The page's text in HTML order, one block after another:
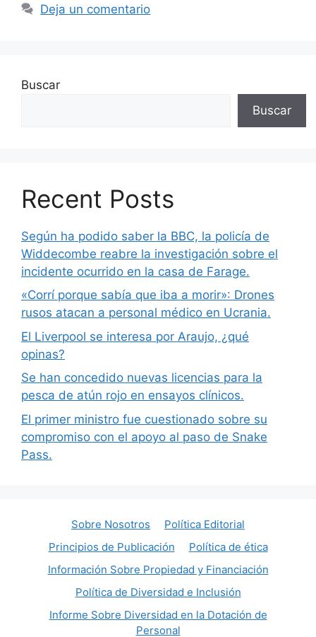
Deja un comentario
Buscar
Buscar
Recent Posts
Según ha podido saber la BBC, la policía de
Widdecombe reabre la investigación sobre el
incidente ocurrido en la casa de Farage.
«Corrí porque sabía que iba a morir»: Drones
rusos atacan a personal médico en Ucrania.
El Liverpool se interesa por Araujo, ¿qué
opinas?
Se han concedido nuevas licencias para la
pesca de atún rojo en ensayos clínicos.
El primer ministro fue cuestionado sobre su
compromiso con el apoyo al paso de Snake
Pass.
Sobre Nosotros
Política Editorial
Principios de Publicación
Política de ética
Información Sobre Propiedad y Financiación
Política de Diversidad e Inclusión
Informe Sobre Diversidad en la Dotación de
Personal